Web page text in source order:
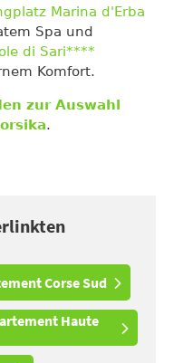
Marina d'Erba
Spa und
di Sari****
Komfort.
zur Auswahl
.
Corse Sud
Haute